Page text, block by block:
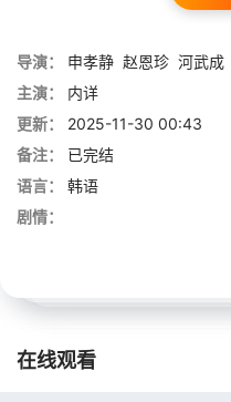
导演： 申孝静 赵恩珍 河武成
主演：
内详
更新：
2025-11-30 00:43
备注：
已完结
语言：
韩语
剧情：
在线观看